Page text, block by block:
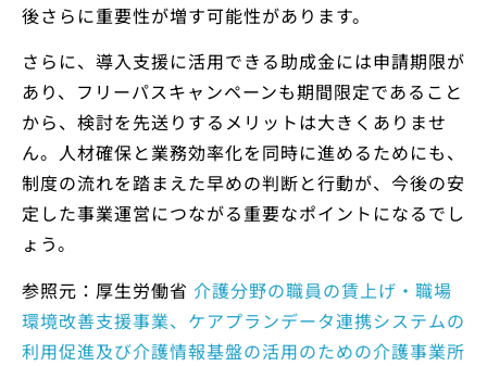
後さらに重要性が増す可能性があります。
さらに、導入支援に活用できる助成金には申請期限が
あり、フリーパスキャンペーンも期間限定であること
から、検討を先送りするメリットは大きくありませ
ん。人材確保と業務効率化を同時に進めるためにも、
制度の流れを踏まえた早めの判断と行動が、今後の安
定した事業運営につながる重要なポイントになるでし
ょう。
参照元：厚生労働省 介護分野の職員の賃上げ・職場
環境改善支援事業、ケアプランデータ連携システムの
利用促進及び介護情報基盤の活用のための介護事業所